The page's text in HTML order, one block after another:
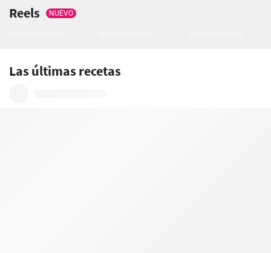
Reels NUEVO
Las últimas recetas